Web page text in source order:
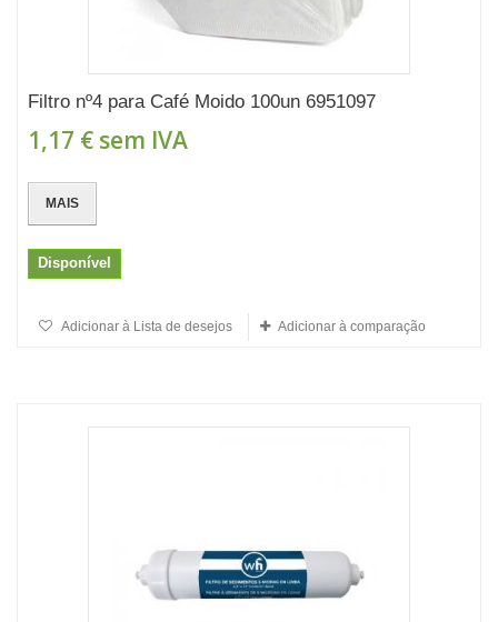
Filtro nº4 para Café Moido 100un 6951097
1,17 € sem IVA
MAIS
Disponível
Adicionar à Lista de desejos Adicionar à comparação